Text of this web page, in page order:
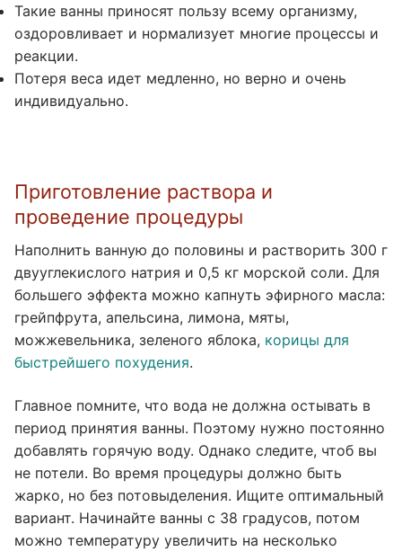
Такие ванны приносят пользу всему организму,
оздоровливает и нормализует многие процессы и
реакции.
Потеря веса идет медленно, но верно и очень
индивидуально.
Приготовление раствора и
проведение процедуры
Наполнить ванную до половины и растворить 300 г
двууглекислого натрия и 0,5 кг морской соли. Для
большего эффекта можно капнуть эфирного масла:
грейпфрута, апельсина, лимона, мяты,
можжевельника, зеленого яблока, корицы для
быстрейшего похудения.
Главное помните, что вода не должна остывать в
период принятия ванны. Поэтому нужно постоянно
добавлять горячую воду. Однако следите, чтоб вы
не потели. Во время процедуры должно быть
жарко, но без потовыделения. Ищите оптимальный
вариант. Начинайте ванны с 38 градусов, потом
можно температуру увеличить на несколько